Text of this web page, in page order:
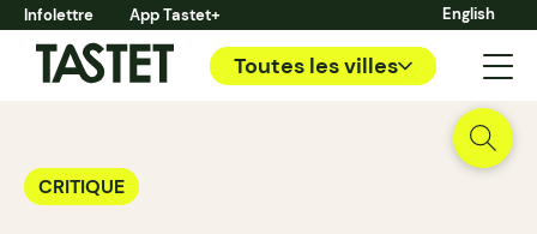
Infolettre App Tastet+ English
Toutes les villes
CRITIQUE